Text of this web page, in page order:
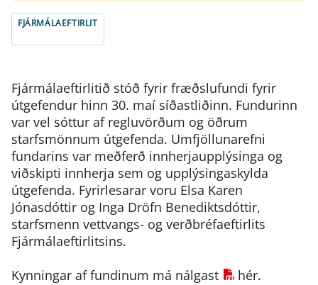
FJÁRMÁLAEFTIRLIT
Fjármálaeftirlitið stóð fyrir fræðslufundi fyrir
útgefendur hinn 30. maí síðastliðinn. Fundurinn
var vel sóttur af regluvörðum og öðrum
starfsmönnum útgefenda. Umfjöllunarefni
fundarins var meðferð innherjaupplýsinga og
viðskipti innherja sem og upplýsingaskylda
útgefenda. Fyrirlesarar voru Elsa Karen
Jónasdóttir og Inga Dröfn Benediktsdóttir,
starfsmenn vettvangs- og verðbréfaeftirlits
Fjármálaeftirlitsins.
Kynningar af fundinum má nálgast
hér.